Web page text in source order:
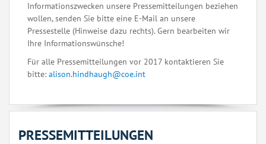
Informationszwecken unsere Pressemitteilungen beziehen
wollen, senden Sie bitte eine E-Mail an unsere
Pressestelle (Hinweise dazu rechts). Gern bearbeiten wir
Ihre Informationswünsche!
Für alle Pressemitteilungen vor 2017 kontaktieren Sie
bitte: alison.hindhaugh@coe.int
PRESSEMITTEILUNGEN